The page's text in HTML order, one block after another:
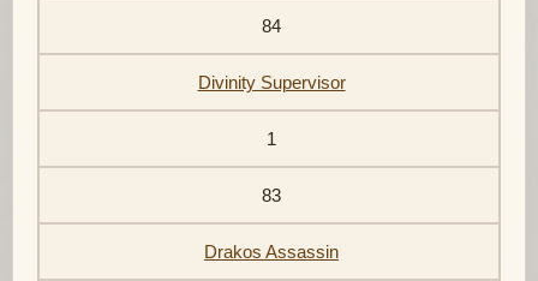
84
Divinity Supervisor
1
83
Drakos Assassin